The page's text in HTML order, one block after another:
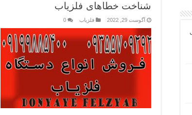
شناخت خطاهای فلزیاب
آگوست 29, 2022 فلزیاب 0